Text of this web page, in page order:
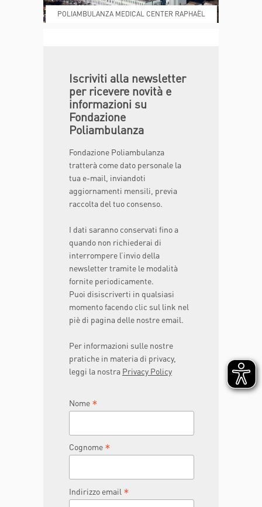
DONA ORA MAGAZINE
POLIAMBULANZA MEDICAL CENTER RAPHAËL
Iscriviti alla newsletter
per ricevere novità e
informazioni su
Fondazione
Poliambulanza
Fondazione Poliambulanza
tratterà come dato personale la
tua e-mail, inviandoti
aggiornamenti mensili, previa
raccolta del tuo consenso.
I dati saranno conservati fino a
quando non richiederai di
interrompere l’invio della
newsletter tramite le modalità
fornite periodicamente.
Puoi disiscriverti in qualsiasi
momento facendo clic sul link nel
piè di pagina delle nostre email.
Per informazioni sulle nostre
pratiche in materia di privacy,
leggi la nostra Privacy Policy
Nome *
Cognome *
Indirizzo email *